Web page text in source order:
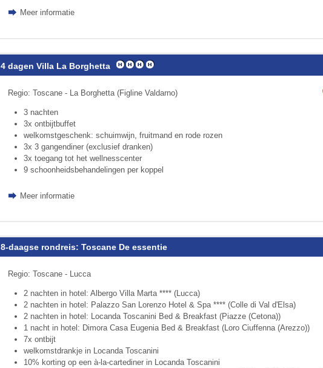
Meer informatie
4 dagen Villa La Borghetta
Regio: Toscane - La Borghetta (Figline Valdarno)
3 nachten
3x ontbijtbuffet
welkomstgeschenk: schuimwijn, fruitmand en rode rozen
3x 3 gangendiner (exclusief dranken)
3x toegang tot het wellnesscenter
9 schoonheidsbehandelingen per koppel
Meer informatie
8-daagse rondreis: Toscane De essentie
Regio: Toscane - Lucca
2 nachten in hotel: Albergo Villa Marta **** (Lucca)
2 nachten in hotel: Palazzo San Lorenzo Hotel & Spa **** (Colle di Val d'Elsa)
2 nachten in hotel: Locanda Toscanini Bed & Breakfast (Piazze (Cetona))
1 nacht in hotel: Dimora Casa Eugenia Bed & Breakfast (Loro Ciuffenna (Arezzo))
7x ontbijt
welkomstdrankje in Locanda Toscanini
10% korting op een à-la-cartediner in Locanda Toscanini